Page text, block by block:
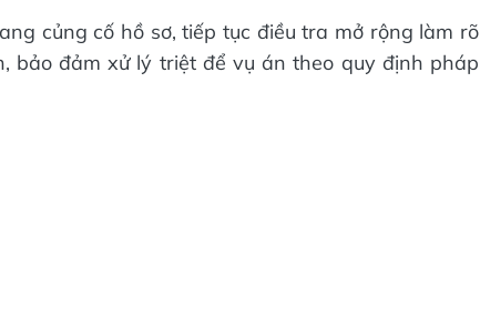
củng cố hồ sơ, tiếp tục điều tra mở rộng làm rõ
bảo đảm xử lý triệt để vụ án theo quy định pháp